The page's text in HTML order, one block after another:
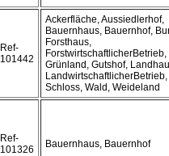
Ref-
101442
Ackerfläche, Aussiedlerhof,
Bauernhaus, Bauernhof,
Forsthaus,
ForstwirtschaftlicherBetrieb,
Grünland, Gutshof,
Schloss, Wald, Weideland
Ref-
101326
Bauernhaus, Bauernhof